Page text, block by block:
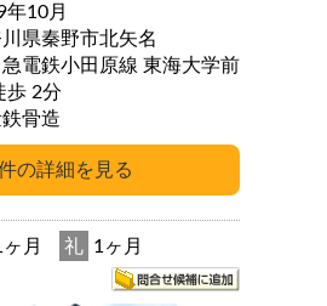
年10月
県秦野市北矢名
電鉄小田原線 東海大学前
駅 徒歩 2分
骨造
ヶ月 礼 1ヶ月